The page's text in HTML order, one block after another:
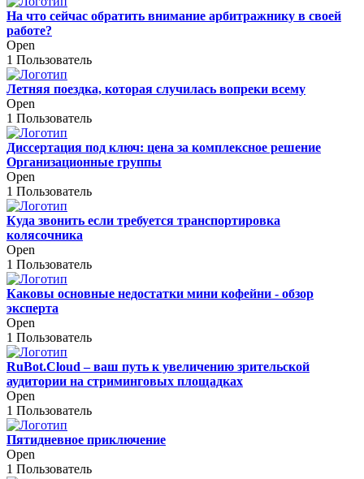
На что сейчас обратить внимание арбитражнику в своей
работе?
Open
1 Пользователь
Летняя поездка, которая случилась вопреки всему
Open
1 Пользователь
Диссертация под ключ: цена за комплексное решение
Организационные группы
Open
1 Пользователь
Куда звонить если требуется транспортировка
колясочника
Open
1 Пользователь
Каковы основные недостатки мини кофейни - обзор
эксперта
Open
1 Пользователь
RuBot.Cloud – ваш путь к увеличению зрительской
аудитории на стриминговых площадках
Open
1 Пользователь
Пятидневное приключение
Open
1 Пользователь